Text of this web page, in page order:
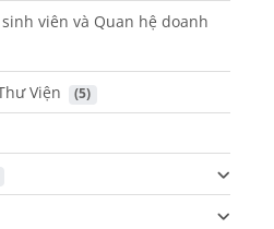
viên và Quan hệ doanh
Viện (5)